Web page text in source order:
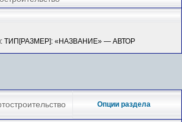
ТИП[РАЗМЕР]: «НАЗВАНИЕ» — АВТОР
Опции раздела